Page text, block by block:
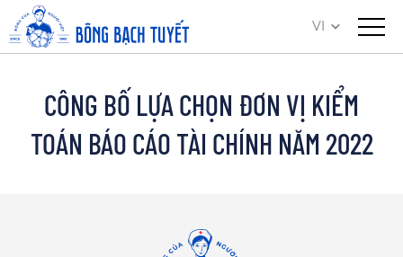
VI
CÔNG BỐ LỰA CHỌN ĐƠN VỊ KIỂM
TOÁN BÁO CÁO TÀI CHÍNH NĂM 2022